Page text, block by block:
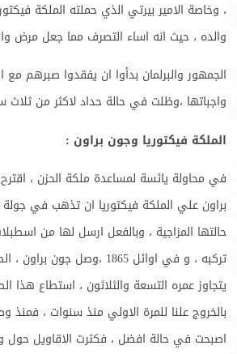
، وخاصة الامير بيرتي الذي حملته الملكة
والده ، حيث انه اساء التصرف مما جعل مرض
الجمهور والبرلمان بدأوا ان يفقدوا صبرهم
واجباتها ،وظلت في حالة حداد لاكثر من ثلاث
الملكة فيكتوريا وجون براون :
في محاولة يائسة لمساعدة ملكة الحزن ،
براون علي الملكة فيكتوريا ان تذهب في
حالتها المزاجية ، وبالفعل ارسل لها من
تركبه ، و في اوائل 1865 ،وصل
يتجاوز عمره التسعة والثلاثون ، استطاع هذا
بالخروج علنا للمرة الاولي منذ سنوات ، فمنذ
اصبحت في حالة افضل ، فكثرت الاقاويل حول